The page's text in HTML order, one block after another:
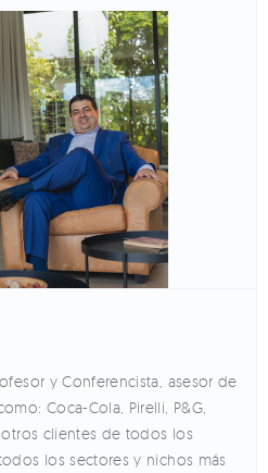
y Conferencista, asesor de
Coca-Cola, Pirelli, P&G,
otros clientes de todos los
los sectores y nichos más